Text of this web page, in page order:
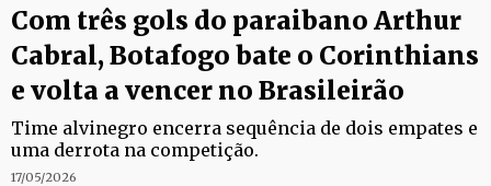
Com três gols do paraibano Arthur
Cabral, Botafogo bate o Corinthians
e volta a vencer no Brasileirão
Time alvinegro encerra sequência de dois empates e
uma derrota na competição.
17/05/2026